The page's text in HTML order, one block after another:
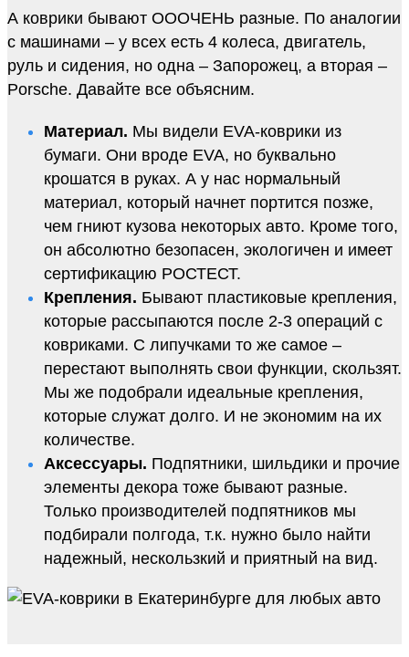
А коврики бывают ОООЧЕНЬ разные. По аналогии
с машинами – у всех есть 4 колеса, двигатель,
руль и сидения, но одна – Запорожец, а вторая –
Porsche. Давайте все объясним.
Материал. Мы видели EVA-коврики из
бумаги. Они вроде EVA, но буквально
крошатся в руках. А у нас нормальный
материал, который начнет портится позже,
чем гниют кузова некоторых авто. Кроме того,
он абсолютно безопасен, экологичен и имеет
сертификацию РОСТЕСТ.
Крепления. Бывают пластиковые крепления,
которые рассыпаются после 2-3 операций с
ковриками. С липучками то же самое –
перестают выполнять свои функции, скользят.
Мы же подобрали идеальные крепления,
которые служат долго. И не экономим на их
количестве.
Аксессуары. Подпятники, шильдики и прочие
элементы декора тоже бывают разные.
Только производителей подпятников мы
подбирали полгода, т.к. нужно было найти
надежный, нескользкий и приятный на вид.